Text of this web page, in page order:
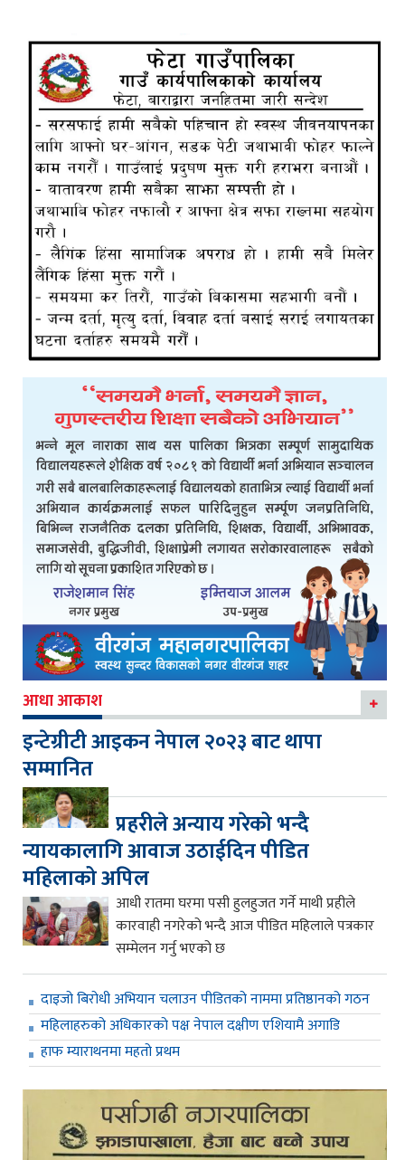
आधा आकाश
इन्टेग्रीटी आइकन नेपाल २०२३ बाट थापा
सम्मानित
प्रहरीले अन्याय गरेको भन्दै
न्यायकालागि आवाज उठाईदिन पीडित
महिलाको अपिल
आधी रातमा घरमा पसी हुलहुजत गर्ने माथी प्रहीले
कारवाही नगरेको भन्दै आज पीडित महिलाले पत्रकार
सम्मेलन गर्नु भएको छ
दाइजो बिरोधी अभियान चलाउन पीडितको नाममा प्रतिष्ठानको गठन
महिलाहरुको अधिकारको पक्ष नेपाल दक्षीण एशियामै अगाडि
हाफ म्याराथनमा महतो प्रथम